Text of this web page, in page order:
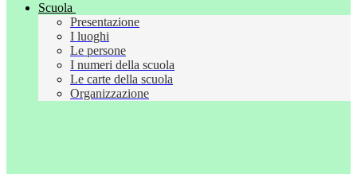
Scuola
Presentazione
I luoghi
Le persone
I numeri della scuola
Le carte della scuola
Organizzazione